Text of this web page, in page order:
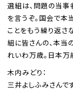
選組は、問題の当事
を言うぞ。国会で本
ことをもう繰り返さ
組に皆さんの、本当
れいわ万歳。日本万
木内みどり：
三井よしふみさんで